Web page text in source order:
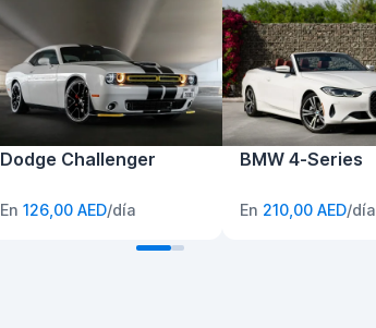
Dodge Challenger
En 126,00 AED/día
BMW 4-Series
En 210,00 AED/día